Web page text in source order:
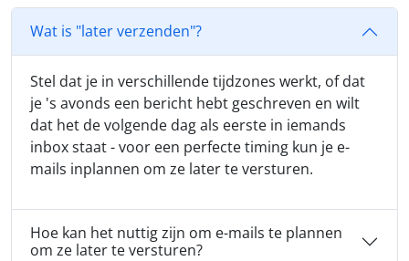
Wat is "later verzenden"?
Stel dat je in verschillende tijdzones werkt, of dat
je 's avonds een bericht hebt geschreven en wilt
dat het de volgende dag als eerste in iemands
inbox staat - voor een perfecte timing kun je e-
mails inplannen om ze later te versturen.
Hoe kan het nuttig zijn om e-mails te plannen
om ze later te versturen?